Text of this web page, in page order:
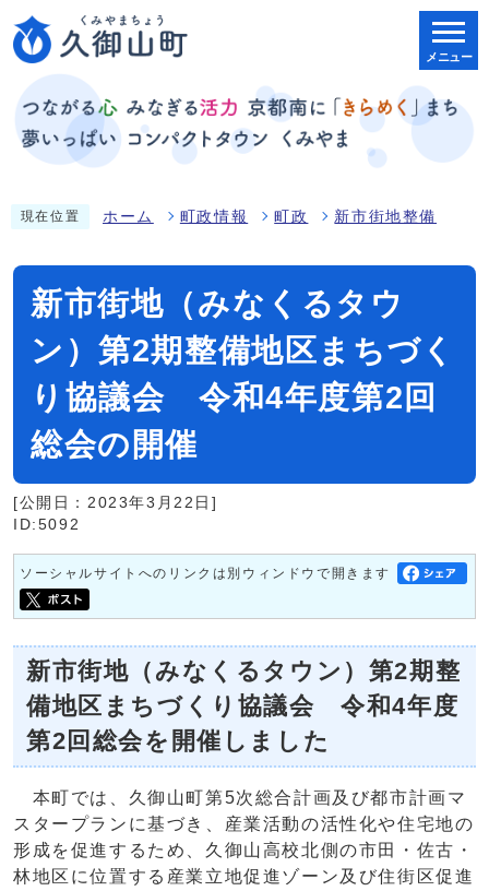
メニュー
現在位置 ホーム 町政情報 町政 新市街地整備
新市街地（みなくるタウ
ン）第2期整備地区まちづく
り協議会 令和4年度第2回
総会の開催
[公開日：2023年3月22日]
ID:5092
ソーシャルサイトへのリンクは別ウィンドウで開きます
新市街地（みなくるタウン）第2期整
備地区まちづくり協議会 令和4年度
第2回総会を開催しました
本町では、久御山町第5次総合計画及び都市計画マ
スタープランに基づき、産業活動の活性化や住宅地の
形成を促進するため、久御山高校北側の市田・佐古・
林地区に位置する産業立地促進ゾーン及び住街区促進